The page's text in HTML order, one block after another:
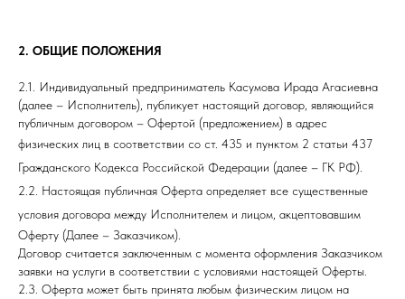
2. ОБЩИЕ ПОЛОЖЕНИЯ
2.1. Индивидуальный предприниматель Касумова Ирада Агасиевна
(далее – Исполнитель), публикует настоящий договор, являющийся
публичным договором – Офертой (предложением) в адрес
физических лиц в соответствии со ст. 435 и пунктом 2 статьи 437
Гражданского Кодекса Российской Федерации (далее – ГК РФ).
2.2. Настоящая публичная Оферта определяет все существенные
условия договора между Исполнителем и лицом, акцептовавшим
Оферту (Далее – Заказчиком).
Договор считается заключенным с момента оформления Заказчиком
заявки на услуги в соответствии с условиями настоящей Оферты.
2.3. Оферта может быть принята любым физическим лицом на